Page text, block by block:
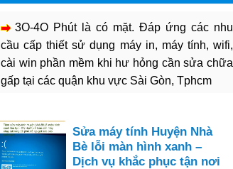
3O-4O Phút là có mặt. Đáp ứng các nhu
cầu cấp thiết sử dụng máy in, máy tính, wifi,
cài win phần mềm khi hư hỏng cần sửa chữa
gấp tại các quận khu vực Sài Gòn, Tphcm
Sửa máy tính Huyện Nhà
Bè lỗi màn hình xanh –
Dịch vụ khắc phục tận nơi